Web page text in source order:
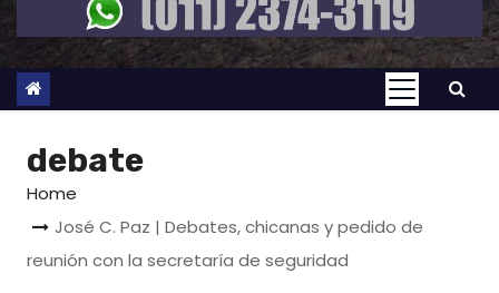
debate
Home
José C. Paz | Debates, chicanas y pedido de
reunión con la secretaría de seguridad